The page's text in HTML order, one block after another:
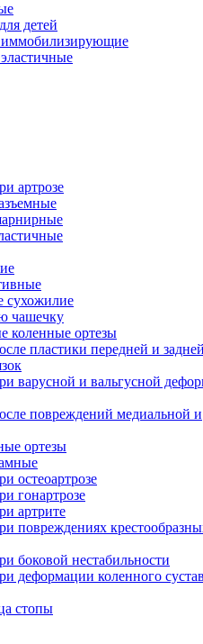
детей
артрозе
сухожилие
чашечку
коленные ортезы
пластики передней и
варусной и вальгусной
повреждений медиальной и
ортезы
остеоартрозе
гонартрозе
артрите
повреждениях
боковой нестабильности
деформации коленного
стопы